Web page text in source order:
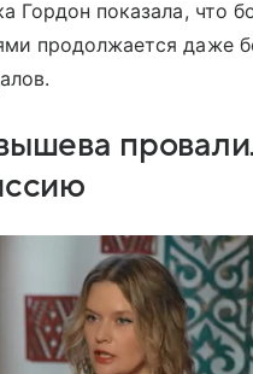
Гордон показала, что
продолжается даже